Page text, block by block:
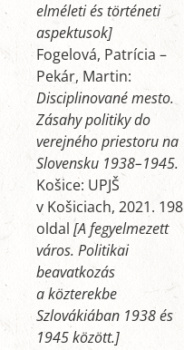
elméleti és történeti
aspektusok]
Fogelová, Patrícia –
Pekár, Martin:
Disciplinované mesto.
Zásahy politiky do
verejného priestoru na
Slovensku 1938–1945.
Košice: UPJŠ
v Košiciach, 2021. 198
oldal [A fegyelmezett
város. Politikai
beavatkozás
a közterekbe
Szlovákiában 1938 és
1945 között.]